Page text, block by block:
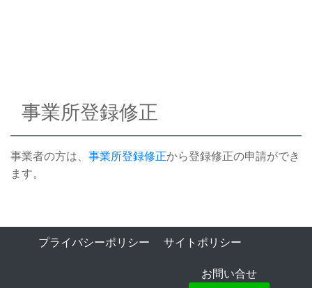
事業所登録修正
事業者の方は、 事業所登録修正から登録修正の申請ができ
ます。
プライバシーポリシー サイトポリシー
お問い合せ